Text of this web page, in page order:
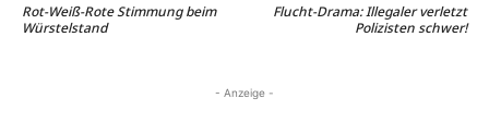
Rot-Weiß-Rote Stimmung beim
Würstelstand
Flucht-Drama: Illegaler verletzt
Polizisten schwer!
- Anzeige -